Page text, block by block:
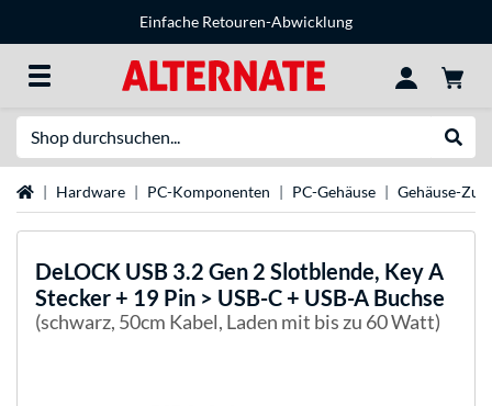
Einfache Retouren-Abwicklung
StartseiteHardware PC-Komponenten PC-Gehäuse Gehäuse-
DeLOCK USB 3.2 Gen 2 Slotblende, Key A
Stecker + 19 Pin > USB-C + USB-A Buchse
(schwarz, 50cm Kabel, Laden mit bis zu 60 Watt)